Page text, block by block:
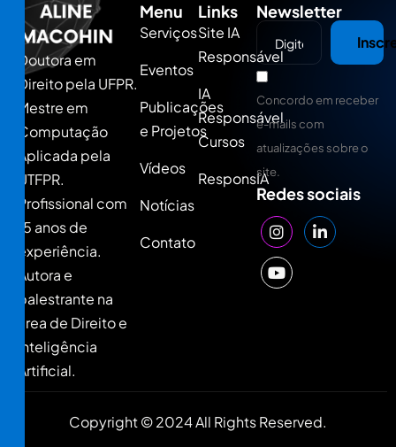
Doutora em
Direito pela UFPR.
Mestre em
Computação
Aplicada pela
UTFPR.
Profissional com
15 anos de
experiência.
Autora e
palestrante na
área de Direito e
Inteligência
Artificial.
Menu
Serviços
Eventos
Publicações
e Projetos
Vídeos
Notícias
Contato
Links
Site IA
Responsável
IA
Responsável
Cursos
ResponsIA
Newsletter
Concordo em receber
e-mails com
atualizações sobre o
site.
Redes sociais
Copyright © 2024 All Rights Reserved.